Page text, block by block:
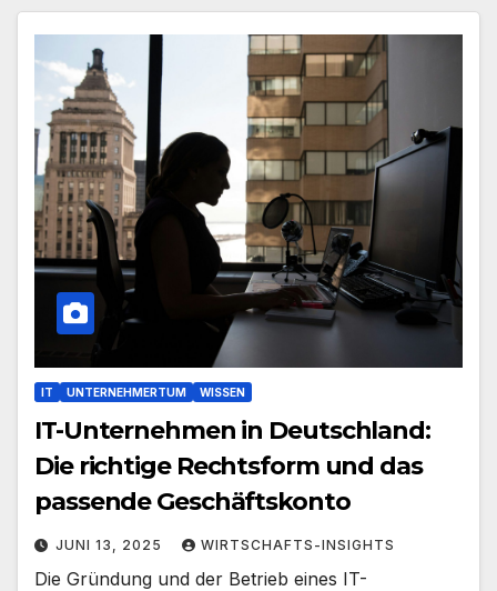
IT UNTERNEHMERTUM WISSEN
IT-Unternehmen in Deutschland:
Die richtige Rechtsform und das
passende Geschäftskonto
JUNI 13, 2025 WIRTSCHAFTS-INSIGHTS
Die Gründung und der Betrieb eines IT-